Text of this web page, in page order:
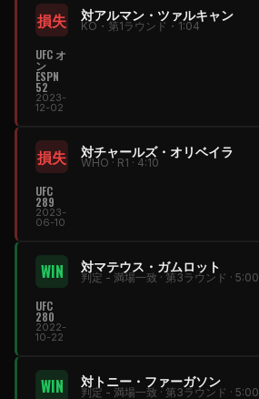
損失 対アルマン・ツァルキャン
KO・第1ラウンド・1:04
UFC オ
ン
ESPN
52
2023-
12-02
損失 対チャールズ・オリベイラ
WHO · R1 · 4:10
UFC
289
2023-
06-10
WIN 対マテウス・ガムロット
判定 - 満場一致 · 第3ラウンド · 5:00
UFC
280
2022-
10-22
WIN 対トニー・ファーガソン
判定 - 満場一致 · 第3ラウンド · 5:00